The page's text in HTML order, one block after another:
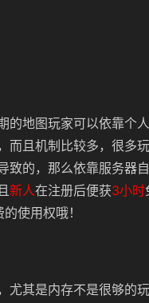
的地图玩家可以依靠个
而且机制比较多，很多
致的，那么依靠服务器
新人在注册后便获3小时
的使用权哦！
尤其是内存不是很够的